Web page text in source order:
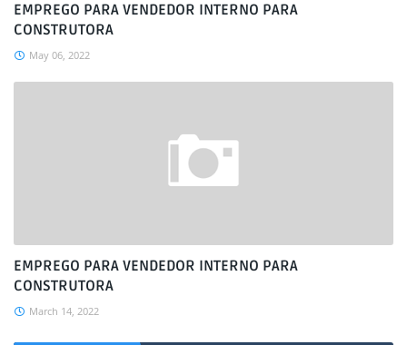
EMPREGO PARA VENDEDOR INTERNO PARA
CONSTRUTORA
May 06, 2022
EMPREGO PARA VENDEDOR INTERNO PARA
CONSTRUTORA
March 14, 2022